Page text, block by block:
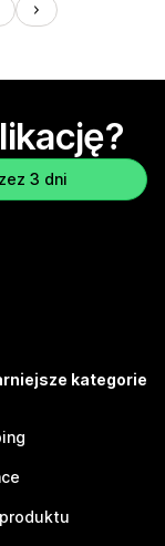
3 dni
kategorie